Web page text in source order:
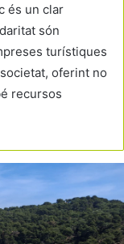
és un clar
són
turístiques
oferint no
recursos